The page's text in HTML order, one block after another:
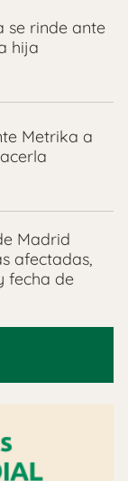
se rinde ante
hija
Metrika a
Madrid
afectadas,
fecha de